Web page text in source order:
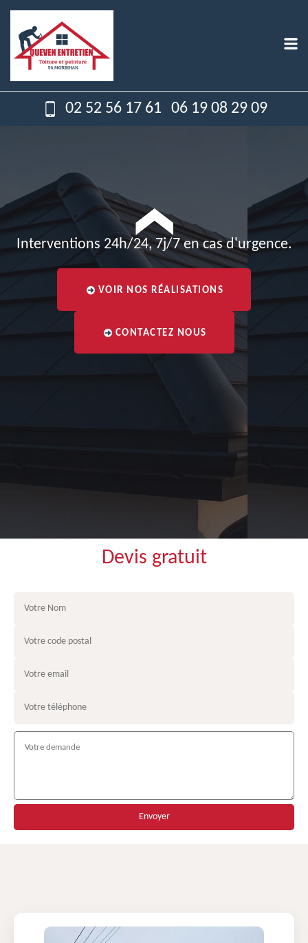
02 52 56 17 61 06 19 08 29 09
Interventions 24h/24, 7j/7 en cas d'urgence.
VOIR NOS RÉALISATIONS
CONTACTEZ NOUS
Devis gratuit